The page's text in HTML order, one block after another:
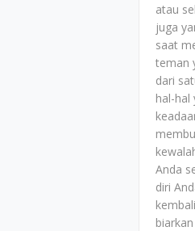
atau
juga
saat
teman
dari
hal-hal
Anda
diri